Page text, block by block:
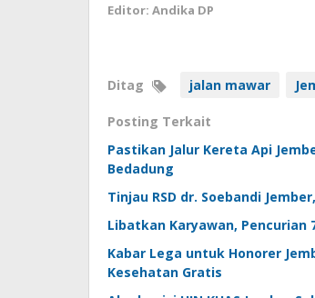
Editor: Andika DP
Ditag jalan mawar
Posting Terkait
Pastikan Jalur Kereta Api
Bedadung
Tinjau RSD dr. Soebandi
Libatkan Karyawan, Pencurian
Kabar Lega untuk Honorer
Kesehatan Gratis